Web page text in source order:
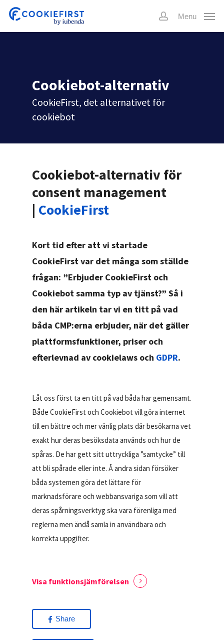
Skip
main
account
Menu
Cookiebot-alternativ
CookieFirst, det alternativet för
cookiebot
Cookiebot-alternativ för
consent management
| CookieFirst
Kort tid efter att vi startade
CookieFirst var det många som ställde
frågan: ”Erbjuder CookieFirst och
Cookiebot samma typ av tjänst?” Så i
den här artikeln tar vi en titt på vad
båda CMP:erna erbjuder, när det gäller
plattformsfunktioner, priser och
efterlevnad av cookielaws och GDPR.
Låt oss först ta en titt på vad båda har gemensamt.
Både CookieFirst och Cookiebot vill göra internet
till en bättre och mer vänlig plats där besökarna vet
exakt hur deras besöksdata används och hur de
spåras. De har gett sitt uttryckliga ”samtycke” till
att bli spårade eller inte. Å andra sidan försöker
båda systemen göra det lättare för
marknadsförare och webbansvariga som vill att
deras spårningsverktyg ska vara förenliga med
reglerna men ändå samla in användbara och
korrekta uppgifter.
Visa funktionsjämförelsen
Share